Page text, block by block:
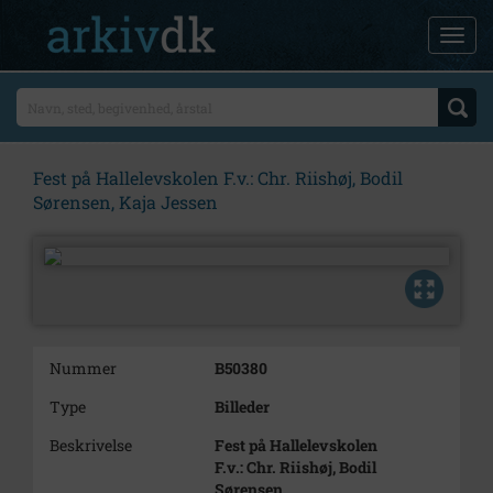
Fest på Hallelevskolen F.v.: Chr. Riishøj, Bodil
Sørensen, Kaja Jessen
Nummer
B50380
Type
Billeder
Beskrivelse
Fest på Hallelevskolen
F.v.: Chr. Riishøj, Bodil